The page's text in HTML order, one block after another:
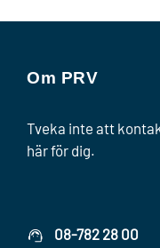
Om PRV
Tveka inte att
här för dig.
08-782 28 00